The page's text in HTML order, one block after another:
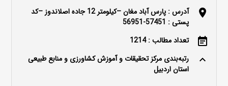
location_on
آدرس : پارس آباد مغان –کیلومتر 12 جاده اصلاندوز –کد
پستی : 57451-56951
event_note تعداد مطالب : 1214
keyboard_arrow_up
رتبه‌بندی مرکز تحقیقات و آموزش کشاورزی و منابع طبیعی
استان اردبیل